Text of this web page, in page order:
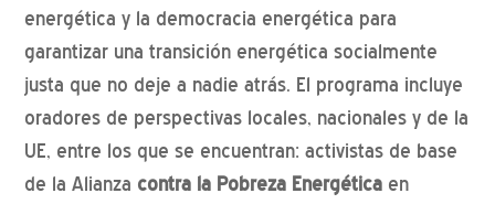
energética y la democracia energética para
garantizar una transición energética socialmente
justa que no deje a nadie atrás. El programa incluye
oradores de perspectivas locales, nacionales y de la
UE, entre los que se encuentran: activistas de base
de la Alianza contra la Pobreza Energética en